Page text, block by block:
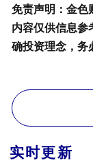
免责声明：金色
内容仅供信息参
确投资理念，务
实时更新